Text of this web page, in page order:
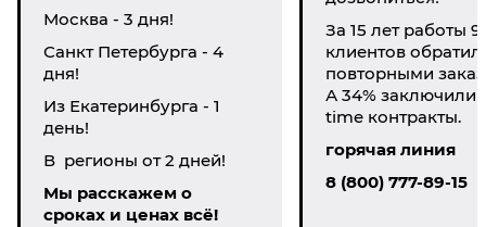
Москва - 3 дня!
Санкт Петербурга - 4
дня!
Из Екатеринбурга - 1
день!
В регионы от 2 дней!
Мы расскажем о
сроках и ценах всё!
За 15 лет работы
клиентов
повторными
А 34% заключили
time контракты.
горячая линия
8 (800) 777-89-15